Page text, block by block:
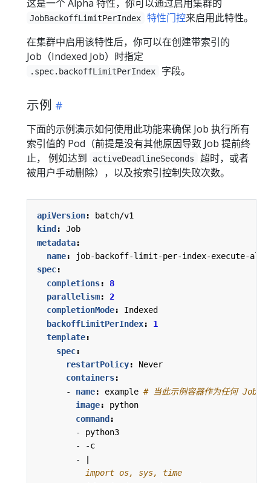
这是一个 Alpha 特性，你可以通过启用集群的
JobBackoffLimitPerIndex 特性门控来启用此特性。
在集群中启用该特性后，你可以在创建带索引的
Job（Indexed Job）时指定
.spec.backoffLimitPerIndex 字段。
示例
下面的示例演示如何使用此功能来确保 Job 执行所有
索引值的 Pod（前提是没有其他原因导致 Job 提前终
止， 例如达到
activeDeadlineSeconds
超时，或者
被用户手动删除），以及按索引控制失败次数。
apiVersion:
batch/v1
kind :
Job
metadata:
name:
job-backoff-limit-per-index-execute-all
spec:
completions:
8
parallelism:
2
completionMode:
Indexed
backoffLimitPerIndex:
1
template:
spec:
restartPolicy:
Never
containers:
- name: example # 当此示例容器作为任何 Job 中
image:
python
command:
- python3
- -c
-